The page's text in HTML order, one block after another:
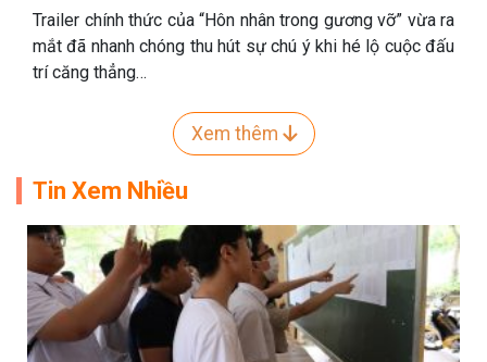
Trailer chính thức của “Hôn nhân trong gương vỡ” vừa ra
mắt đã nhanh chóng thu hút sự chú ý khi hé lộ cuộc đấu
trí căng thẳng…
Xem thêm
Tin Xem Nhiều